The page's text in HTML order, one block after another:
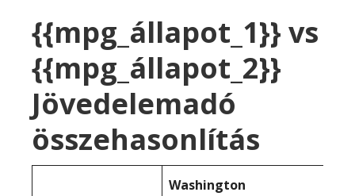
{{mpg_állapot_1}} vs
{{mpg_állapot_2}}
Jövedelemadó
összehasonlítás
Washington